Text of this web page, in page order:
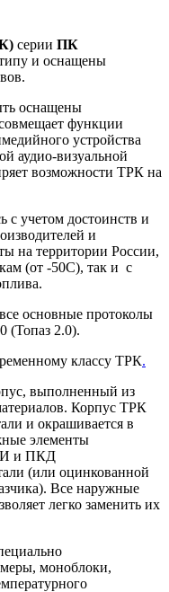
серии ПК
и оснащены
оснащены
функции
устройства
аудио-визуальной
возможности ТРК на
с учетом достоинств и
и
на территории России,
(от -50С), так и с
основные протоколы
(Топаз 2.0).
классу ТРК.
выполненный из
Корпус ТРК
и окрашивается в
элементы
и ПКД
(или оцинкованной
Все наружные
легко заменить их
моноблоки,